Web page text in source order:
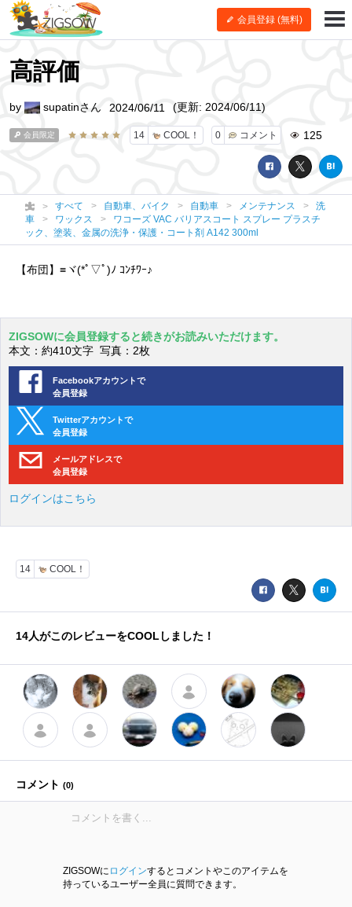
会員登録 (無料)
高評価
会員限定 14 COOL！ 0 コメント 125
by supatinさん 2024/06/11 (更新: 2024/06/11)
すべて 自動車、バイク 自動車 メンテナンス
洗
車
ワックス
ワコーズ VAC バリアスコート スプレー プラスチ
ック、塗装、金属の洗浄・保護・コート剤 A142 300ml
【布団】≡ヾ(*ﾟ▽ﾟ)ﾉ ｺﾝﾁﾜｰ♪
ZIGSOWに会員登録すると続きがお読みいただけます。
本文：約410文字 写真：2枚
Facebookアカウントで
会員登録
Twitterアカウントで
会員登録
メールアドレスで
会員登録
ログインはこちら
14 COOL！
14人がこのレビューをCOOLしました！
コメント (0)
ZIGSOWに ログインするとコメントやこのアイテムを
持っているユーザー全員に質問できます。